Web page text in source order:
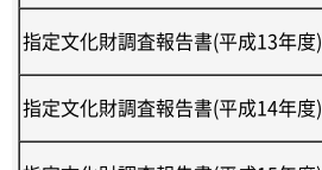
指定文化財調査報告書(平成13年度)
指定文化財調査報告書(平成14年度)